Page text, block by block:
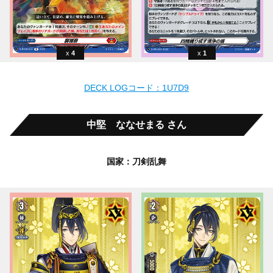
4 1
DECK LOGコード：1U7D9
中堅 ななせまる さん
国家：刀剣乱舞